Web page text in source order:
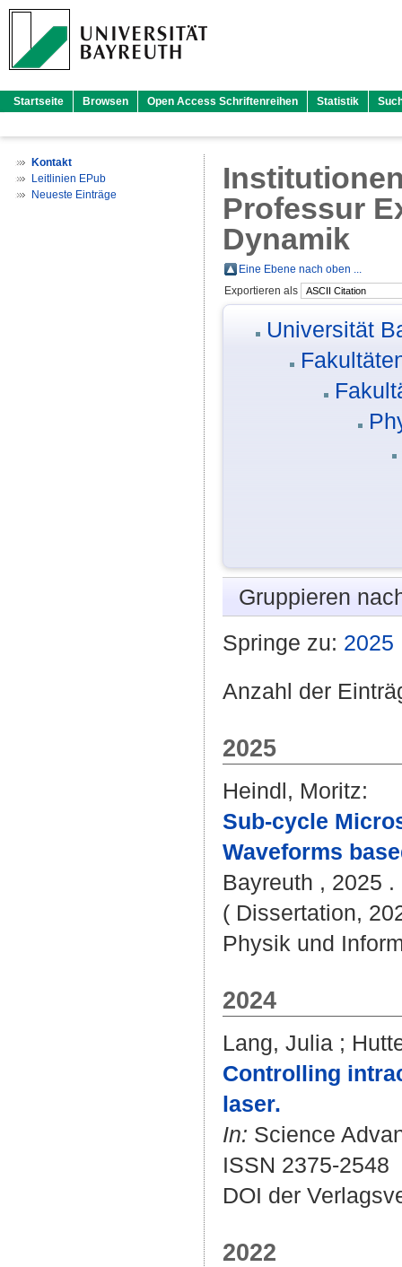
Startseite Browsen Open Access Schriftenreihen Statistik
Kontakt
Leitlinien EPub
Neueste Einträge
Professur
Dynamik
Eine Ebene nach oben ...
Exportieren als
Universität
Gruppieren
Springe zu: 2025
Anzahl der
2025
Heindl, Moritz:
Sub-cycle
Waveforms
Bayreuth , 2025 .
( Dissertation,
Physik und
2024
Lang, Julia ;
Controlling
laser.
In: Science
ISSN 2375-2548
DOI der
2022